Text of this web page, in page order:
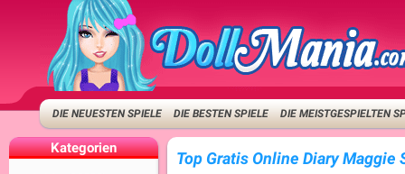
DIE NEUESTEN SPIELE DIE BESTEN SPIELE DIE MEISTGESPIELTEN
Kategorien
Top Gratis Online Diary Maggie